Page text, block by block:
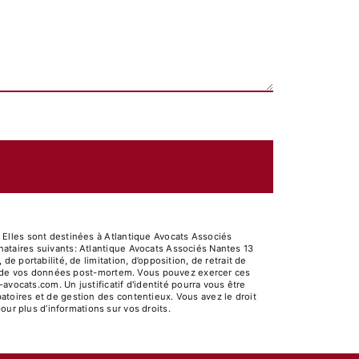
sont destinées à Atlantique Avocats Associés
suivants: Atlantique Avocats Associés Nantes 13
de portabilité, de limitation, d’opposition, de retrait de
vos données post-mortem. Vous pouvez exercer ces
Un justificatif d'identité pourra vous être
et de gestion des contentieux. Vous avez le droit
plus d’informations sur vos droits.